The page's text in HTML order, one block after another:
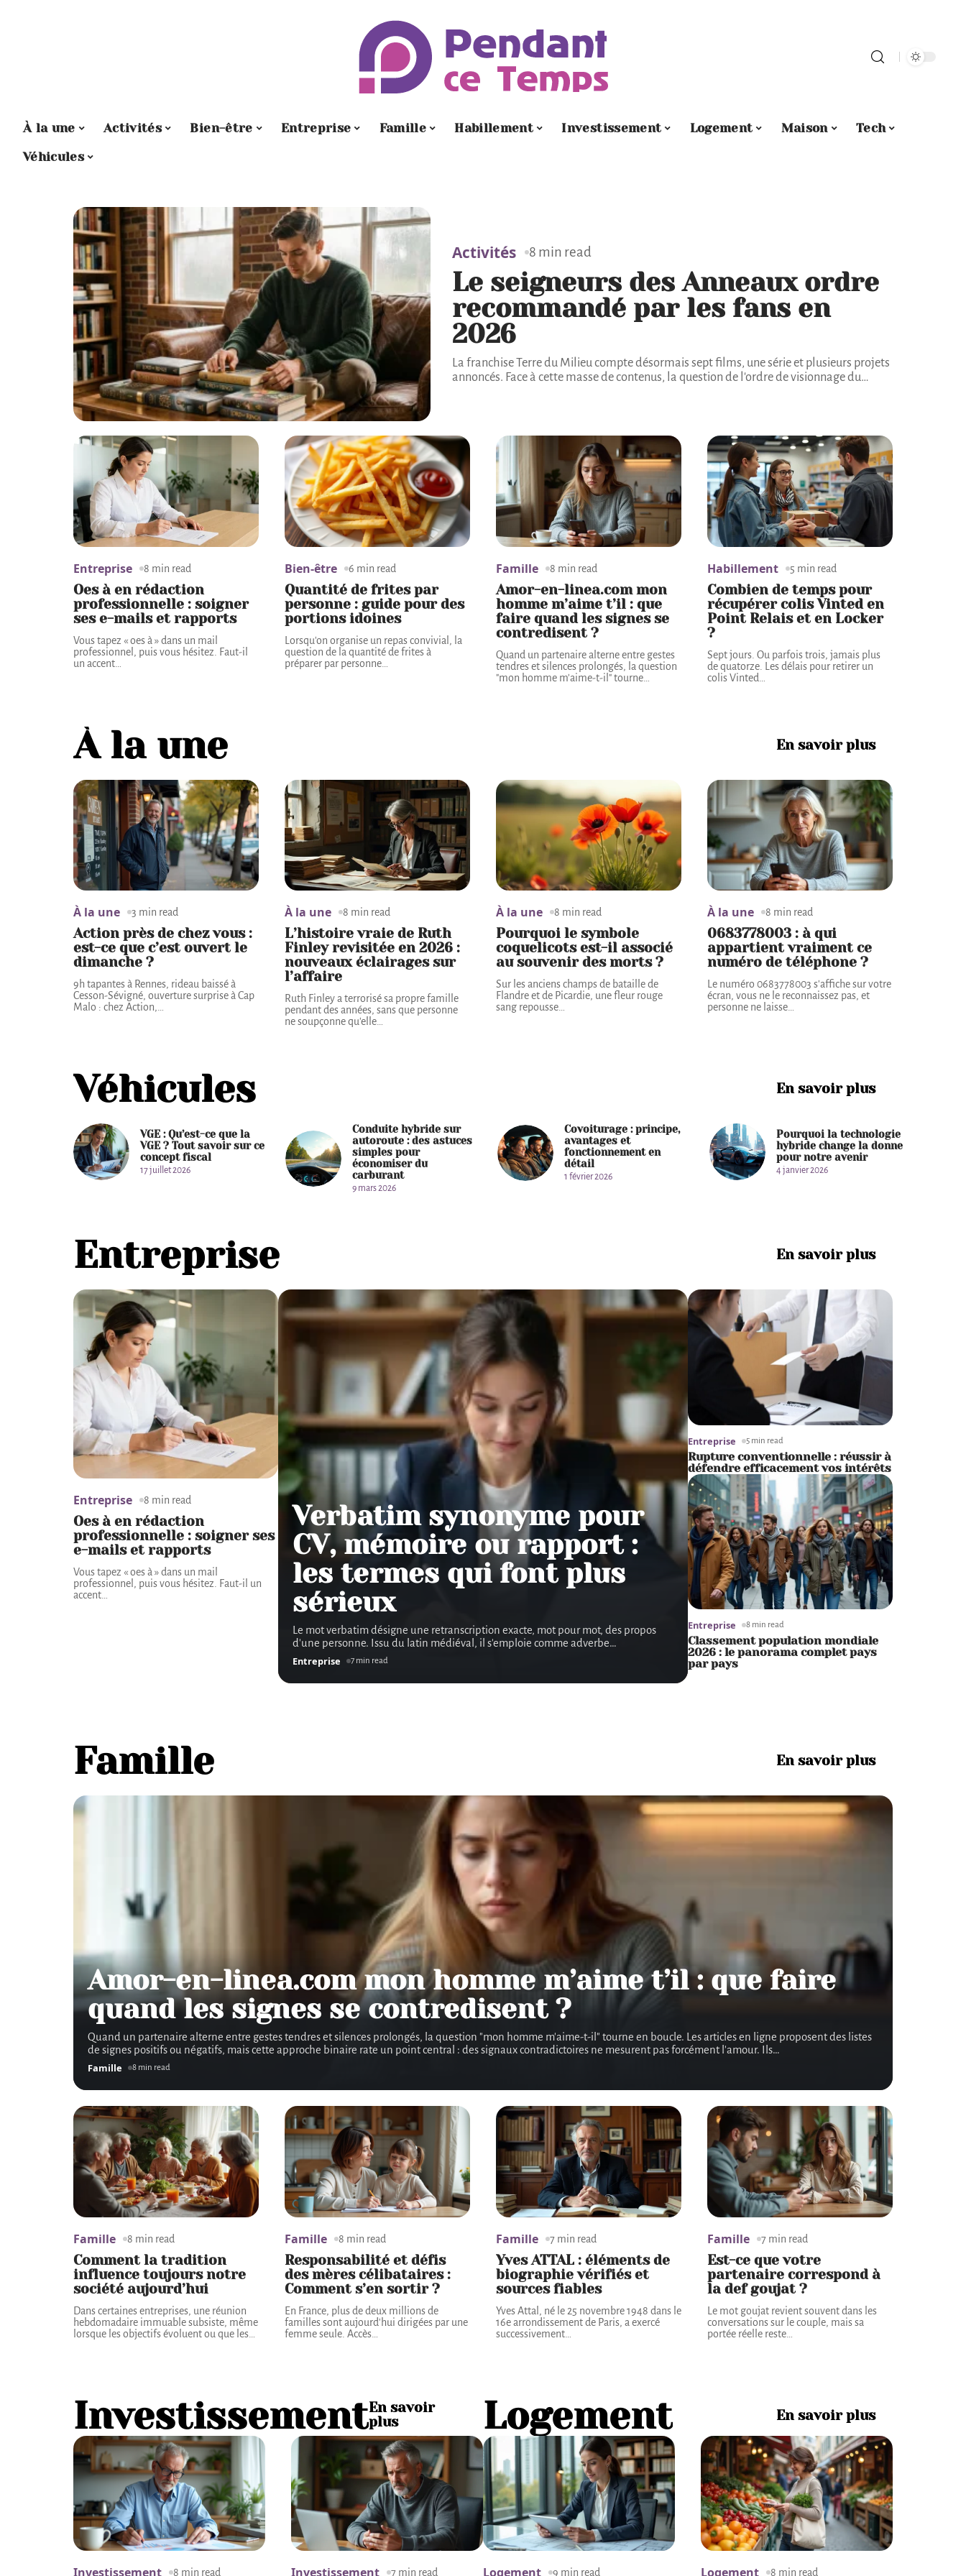
À la une Activités Bien-être Entreprise Famille Habillement Investissement Logement Maison
Tech
Véhicules
Activités 8 min read
Le seigneurs des Anneaux ordre
recommandé par les fans en
2026
La franchise Terre du Milieu compte désormais sept films, une série et plusieurs projets
annoncés. Face à cette masse de contenus, la question de l'ordre de visionnage du…
Entreprise 8 min read
Oes à en rédaction
professionnelle : soigner
ses e-mails et rapports
Vous tapez « oes à » dans un mail
professionnel, puis vous hésitez. Faut-il
un accent
Bien-être 6 min read
Quantité de frites par
personne : guide pour des
portions idoines
Lorsqu'on organise un repas convivial, la
question de la quantité de frites à
préparer par personne
Famille 8 min read
Amor-en-linea.com mon
homme m’aime t’il : que
faire quand les signes se
contredisent ?
Quand un partenaire alterne entre gestes
tendres et silences prolongés, la question
"mon homme m'aime-t-il" tourne
Habillement 5 min read
Combien de temps pour
récupérer colis Vinted en
Point Relais et en Locker
?
Sept jours. Ou parfois trois, jamais plus
de quatorze. Les délais pour retirer un
colis Vinted
À la une En savoir plus
À la une 3 min read
Action près de chez vous :
est-ce que c’est ouvert le
dimanche ?
9h tapantes à Rennes, rideau baissé à
Cesson-Sévigné, ouverture surprise à Cap
Malo : chez Action,…
À la une 8 min read
L’histoire vraie de Ruth
Finley revisitée en 2026 :
nouveaux éclairages sur
l’affaire
Ruth Finley a terrorisé sa propre famille
pendant des années, sans que personne
ne soupçonne qu'elle…
À la une 8 min read
Pourquoi le symbole
coquelicots est-il associé
au souvenir des morts ?
Sur les anciens champs de bataille de
Flandre et de Picardie, une fleur rouge
sang repousse…
À la une 8 min read
0683778003 : à qui
appartient vraiment ce
numéro de téléphone ?
Le numéro 0683778003 s'affiche sur votre
écran, vous ne le reconnaissez pas, et
personne ne laisse…
Véhicules En savoir plus
VGE : Qu’est-ce que la
VGE ? Tout savoir sur ce
concept fiscal
17 juillet 2026
Conduite hybride sur
autoroute : des astuces
simples pour
économiser du
carburant
9 mars 2026
Covoiturage : principe,
avantages et
fonctionnement en
détail
1 février 2026
Pourquoi la technologie
hybride change la donne
pour notre avenir
4 janvier 2026
Entreprise En savoir plus
Entreprise 8 min read
Oes à en rédaction
professionnelle : soigner ses
e-mails et rapports
Vous tapez « oes à » dans un mail
professionnel, puis vous hésitez. Faut-il un
accent
Verbatim synonyme pour
CV, mémoire ou rapport :
les termes qui font plus
sérieux
Le mot verbatim désigne une retranscription exacte, mot pour mot, des propos
d'une personne. Issu du latin médiéval, il s'emploie comme adverbe…
Entreprise 7 min read
Entreprise 5 min read
Rupture conventionnelle : réussir à
défendre efficacement vos intérêts
Entreprise 8 min read
Classement population mondiale
2026 : le panorama complet pays
par pays
Famille En savoir plus
Amor-en-linea.com mon homme m’aime t’il : que faire
quand les signes se contredisent ?
Quand un partenaire alterne entre gestes tendres et silences prolongés, la question "mon homme m'aime-t-il" tourne en boucle. Les articles en ligne proposent des listes
de signes positifs ou négatifs, mais cette approche binaire rate un point central : des signaux contradictoires ne mesurent pas forcément l'amour. Ils…
Famille 8 min read
Famille 8 min read
Comment la tradition
influence toujours notre
société aujourd’hui
Dans certaines entreprises, une réunion
hebdomadaire immuable subsiste, même
lorsque les objectifs évoluent ou que les
Famille 8 min read
Responsabilité et défis
des mères célibataires :
Comment s’en sortir ?
En France, plus de deux millions de
familles sont aujourd'hui dirigées par une
femme seule. Accès
Famille 7 min read
Yves ATTAL : éléments de
biographie vérifiés et
sources fiables
Yves Attal, né le 25 novembre 1948 dans le
16e arrondissement de Paris, a exercé
successivement
Famille 7 min read
Est-ce que votre
partenaire correspond à
la def goujat ?
Le mot goujat revient souvent dans les
conversations sur le couple, mais sa
portée réelle reste
InvestissementEn savoir
plus
Investissement 8 min read Investissement 7 min read
Logement En savoir plus
Logement 9 min read Logement 8 min read